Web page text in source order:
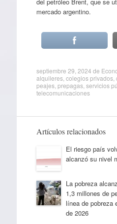
mercado argentino.
septiembre 29, 2024 de
alquileres, colegios privados,
peajes, prepagas, servicios
telecomunicaciones
Artículos relacionados
El riesgo país
alcanzó su nivel
La pobreza
1,3 millones de
línea de pobreza
de 2026